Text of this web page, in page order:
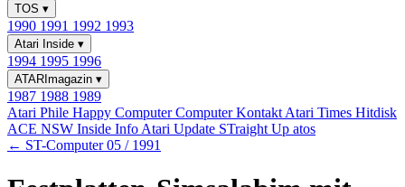
TOS ▾
1990 1991 1992 1993
Atari Inside ▾
1994 1995 1996
ATARImagazin ▾
1987 1988 1989
Atari Phile Happy ComputerComputer Kontakt Atari Times Hitdisk
ACE NSW Inside Info Atari Update STraight Up atos
← ST-Computer 05 / 1991